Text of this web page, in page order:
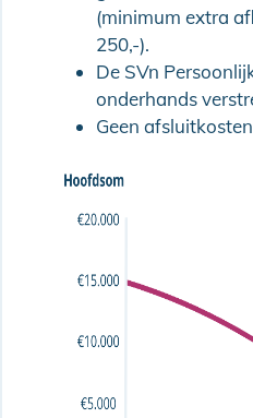
(minimum extra
250,-).
De SVn
onderhands
Geen